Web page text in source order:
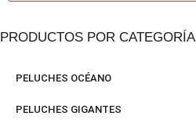
PRODUCTOS POR CATEGORÍA
PELUCHES OCÉANO
PELUCHES GIGANTES